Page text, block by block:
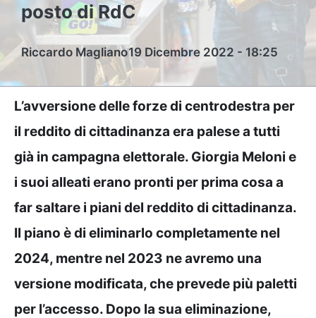
posto di RdC
Riccardo Magliano19 Dicembre 2022 - 18:25
L’avversione delle forze di centrodestra per
il reddito di cittadinanza era palese a tutti
già in campagna elettorale. Giorgia Meloni e
i suoi alleati erano pronti per prima cosa a
far saltare i piani del reddito di cittadinanza.
Il piano è di eliminarlo completamente nel
2024, mentre nel 2023 ne avremo una
versione modificata, che prevede più paletti
per l’accesso. Dopo la sua eliminazione,